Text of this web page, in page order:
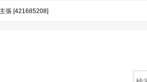
張 [421685208]